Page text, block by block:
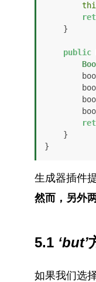
public
}
生成器插件
然而，另外
5.1 ‘but’
如果我们选